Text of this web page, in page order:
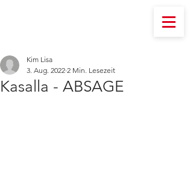
Kasalla - ABSAGE
Kim Lisa
3. Aug. 2022 2 Min. Lesezeit